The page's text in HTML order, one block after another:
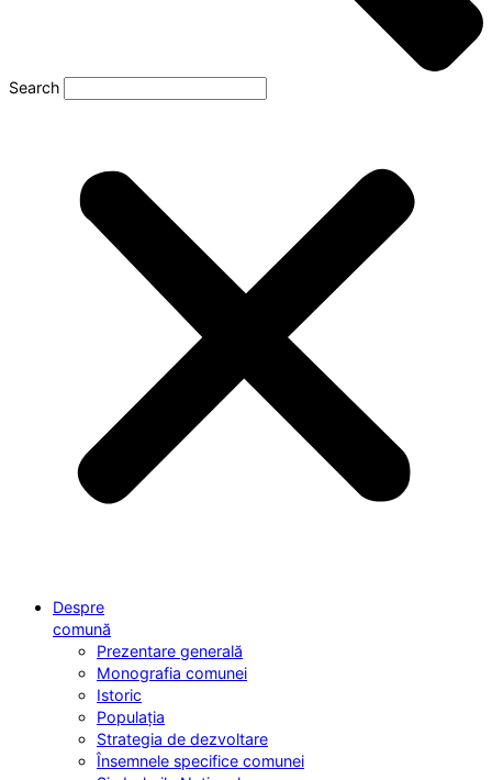
Search
Despre
comună
Prezentare generală
Monografia comunei
Istoric
Populația
Strategia de dezvoltare
Însemnele specifice comunei